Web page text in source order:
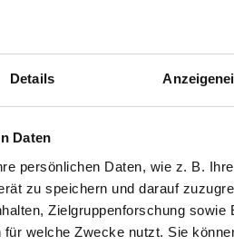
Details
Daten
persönlichen Daten, wie z. B.
zu speichern und darauf
Zielgruppenforschung
welche Zwecke nutzt. Sie
der
Lieferzeiten und/oder
nur der Orientierung, da sich
und
nicht verlässlich machen lassen.